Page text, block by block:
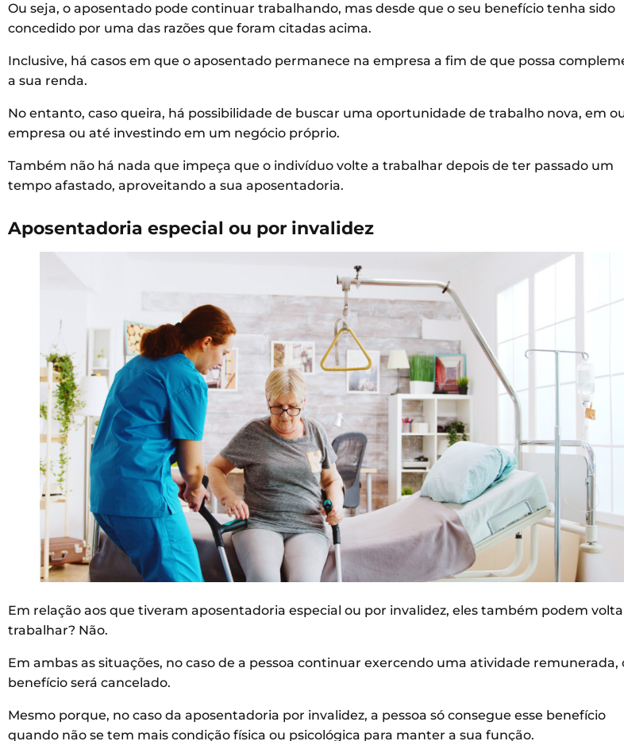
Ou seja, o aposentado pode continuar trabalhando, mas desde que o seu benefício tenha sido
concedido por uma das razões que foram citadas acima.
Inclusive, há casos em que o aposentado permanece na empresa a fim de que possa
a sua renda.
No entanto, caso queira, há possibilidade de buscar uma oportunidade de trabalho nova, em
empresa ou até investindo em um negócio próprio.
Também não há nada que impeça que o indivíduo volte a trabalhar depois de ter passado um
tempo afastado, aproveitando a sua aposentadoria.
Aposentadoria especial ou por invalidez
Em relação aos que tiveram aposentadoria especial ou por invalidez, eles também podem
trabalhar? Não.
Em ambas as situações, no caso de a pessoa continuar exercendo uma atividade remunerada,
benefício será cancelado.
Mesmo porque, no caso da aposentadoria por invalidez, a pessoa só consegue esse benefício
quando não se tem mais condição física ou psicológica para manter a sua função.